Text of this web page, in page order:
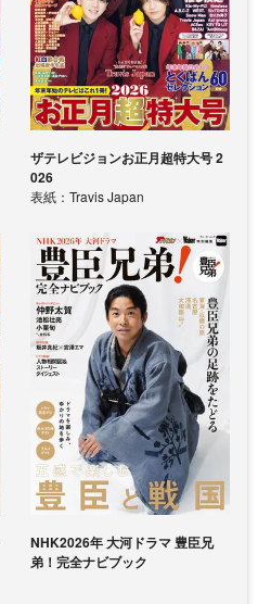
ザテレビジョンお正月超特大号 2
026
表紙：Travis Japan
NHK2026年 大河ドラマ 豊臣兄
弟！完全ナビブック